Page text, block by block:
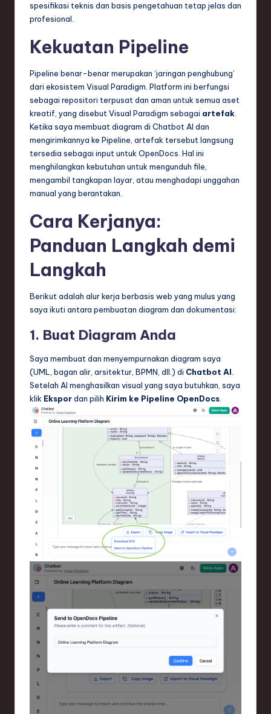
spesifikasi teknis dan basis pengetahuan tetap jelas dan
profesional.
Kekuatan Pipeline
Pipeline benar-benar merupakan ‘jaringan penghubung’
dari ekosistem Visual Paradigm. Platform ini berfungsi
sebagai repositori terpusat dan aman untuk semua aset
kreatif, yang disebut Visual Paradigm sebagai artefak
Ketika saya membuat diagram di Chatbot AI dan
mengirimkannya ke Pipeline, artefak tersebut langsung
tersedia sebagai input untuk OpenDocs. Hal ini
menghilangkan kebutuhan untuk mengunduh file,
mengambil tangkapan layar, atau menghadapi unggahan
manual yang berantakan.
Cara Kerjanya:
Panduan Langkah demi
Langkah
Berikut adalah alur kerja berbasis web yang mulus yang
saya ikuti antara pembuatan diagram dan dokumentasi:
1. Buat Diagram Anda
Saya membuat dan menyempurnakan diagram saya
(UML, bagan alir, arsitektur, BPMN, dll.) di Chatbot AI
Setelah AI menghasilkan visual yang saya butuhkan, saya
klik Ekspordan pilih Kirim ke Pipeline OpenDocs